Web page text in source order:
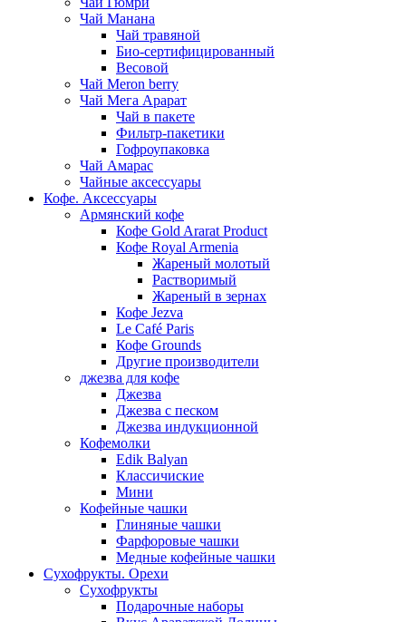
Чай Манана
Чай травяной
Био-сертифицированный
Весовой
Чай Meron berry
Чай Мега Арарат
Чай в пакете
Фильтр-пакетики
Гофроупаковка
Чай Амарас
Чайные аксессуары
Кофе. Аксессуары
Армянский кофе
Кофе Gold Ararat Product
Кофе Royal Armenia
Жареный молотый
Растворимый
Жареный в зернах
Кофе Jezva
Le Café Paris
Кофе Grounds
Другие производители
джезва для кофе
Джезва
Джезва с песком
Джезва индукционной
Кофемолки
Edik Balyan
Классичиские
Мини
Кофейные чашки
Глиняные чашки
Фарфоровые чашки
Медные кофейные чашки
Сухофрукты. Орехи
Сухофрукты
Подарочные наборы